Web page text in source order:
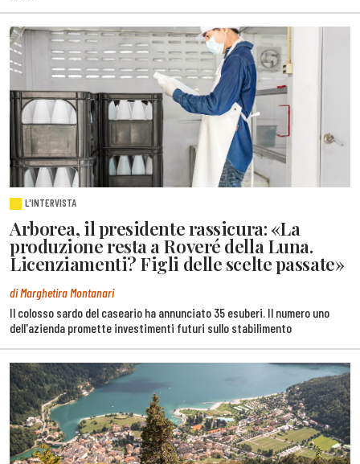
L'INTERVISTA
Arborea, il presidente rassicura: «La
produzione resta a Roveré della Luna.
Licenziamenti? Figli delle scelte passate»
di Marghetira Montanari
Il colosso sardo del caseario ha annunciato 35 esuberi. Il numero uno
dell'azienda promette investimenti futuri sullo stabilimento